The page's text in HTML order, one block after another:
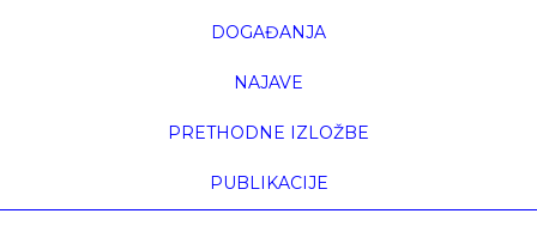
DOGAĐANJA
NAJAVE
PRETHODNE IZLOŽBE
PUBLIKACIJE